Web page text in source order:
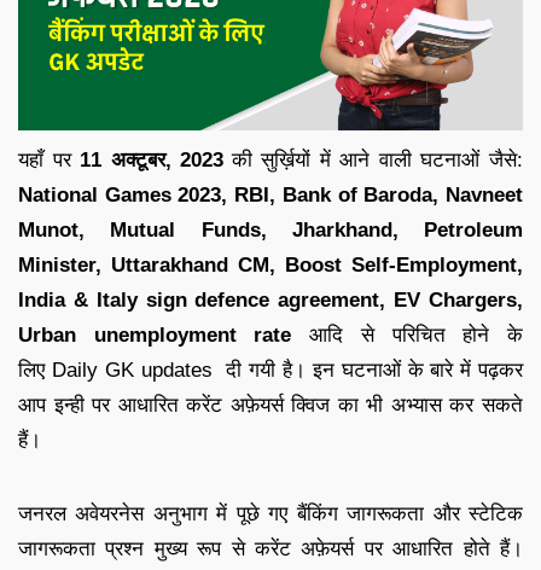
यहाँ पर11 अक्टूबर,2023 की सुर्ख़ियों में आने वाली घटनाओं जैसे:
National Games 2023, RBI, Bank of Baroda, Navneet
Munot, Mutual Funds, Jharkhand, Petroleum
Minister, Uttarakhand CM, Boost Self-Employment,
India & Italy sign defence agreement, EV Chargers,
Urban unemployment rateआदि से परिचित होने के
लिए Daily GK updates दी गयी है। इन घटनाओं के बारे में पढ़कर
आप इन्ही पर आधारित करेंट अफ़ेयर्स क्विज का भी अभ्यास कर सकते
हैं।
जनरल अवेयरनेस अनुभाग में पूछे गए बैंकिंग जागरूकता और स्टेटिक
जागरूकता प्रश्न मुख्य रूप से करेंट अफ़ेयर्स पर आधारित होते हैं।